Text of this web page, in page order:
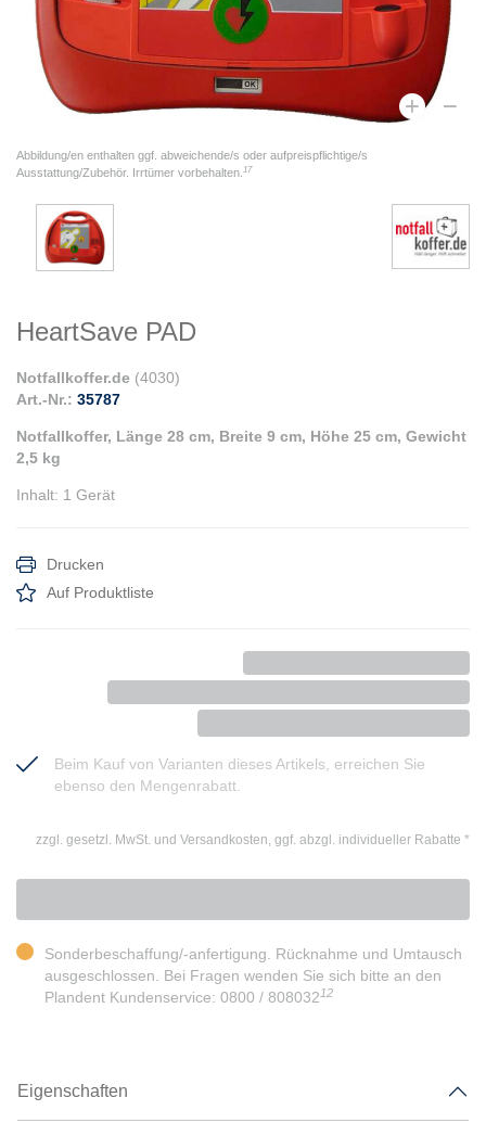
Abbildung/en enthalten ggf. abweichende/s oder aufpreispflichtige/s
Ausstattung/Zubehör. Irrtümer vorbehalten. 17
HeartSave PAD
Beim Kauf von Varianten dieses Artikels, erreichen Sie
ebenso den Mengenrabatt.
Notfallkoffer.de (4030)
Art.-Nr.: 35787
Notfallkoffer, Länge 28 cm, Breite 9 cm, Höhe 25 cm, Gewicht
2,5 kg
Inhalt: 1 Gerät
Drucken
Auf Produktliste
zzgl. gesetzl. MwSt. und Versandkosten, ggf. abzgl. individueller Rabatte *
Sonderbeschaffung/-anfertigung. Rücknahme und Umtausch
ausgeschlossen. Bei Fragen wenden Sie sich bitte an den
Plandent Kundenservice: 0800 / 808032 12
Eigenschaften